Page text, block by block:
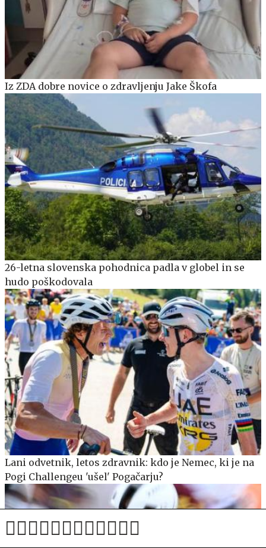
Iz ZDA dobre novice o zdravljenju Jake Škofa
26-letna slovenska pohodnica padla v globel in se
hudo poškodovala
Lani odvetnik, letos zdravnik: kdo je Nemec, ki je na
Pogi Challengeu 'ušel' Pogačarju?